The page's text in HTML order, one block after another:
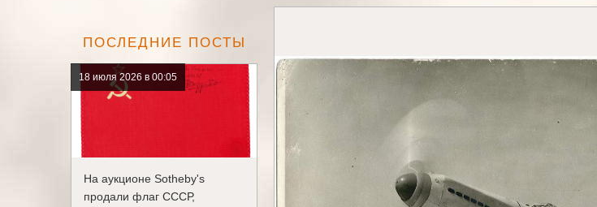
ПОСЛЕДНИЕ ПОСТЫ
18 июля 2026 в 00:05
На аукционе Sotheby's
продали флаг СССР,